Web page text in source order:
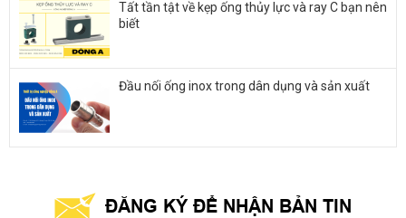
Tất tần tật về kẹp ống thủy lực và ray C bạn nên
biết
Đầu nối ống inox trong dân dụng và sản xuất
ĐĂNG KÝ ĐỂ NHẬN BẢN TIN